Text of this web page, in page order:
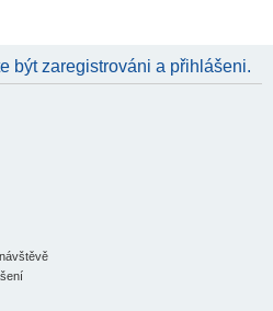
být zaregistrováni a přihlášeni.